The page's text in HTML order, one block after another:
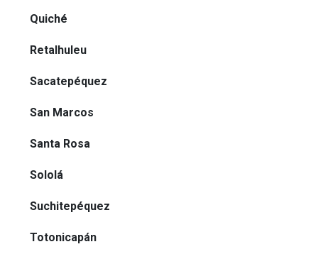
Quiché
Retalhuleu
Sacatepéquez
San Marcos
Santa Rosa
Sololá
Suchitepéquez
Totonicapán